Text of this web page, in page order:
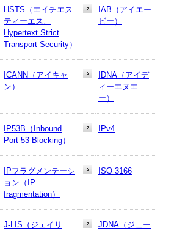
HSTS（エイチエス
ティーエス、
Hypertext Strict
Transport Security）
IAB（アイエー
ビー）
ICANN（アイキャ
ン）
IDNA（アイデ
ィーエヌエ
ー）
IP53B（Inbound
Port 53 Blocking）
IPv4
IPフラグメンテーシ
ョン（IP
fragmentation）
ISO 3166
J-LIS（ジェイリ
JDNA（ジェー